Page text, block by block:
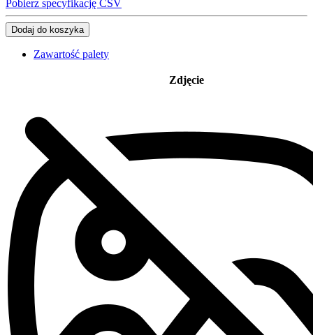
Pobierz specyfikację CSV
Dodaj do koszyka
Zawartość palety
Zdjęcie